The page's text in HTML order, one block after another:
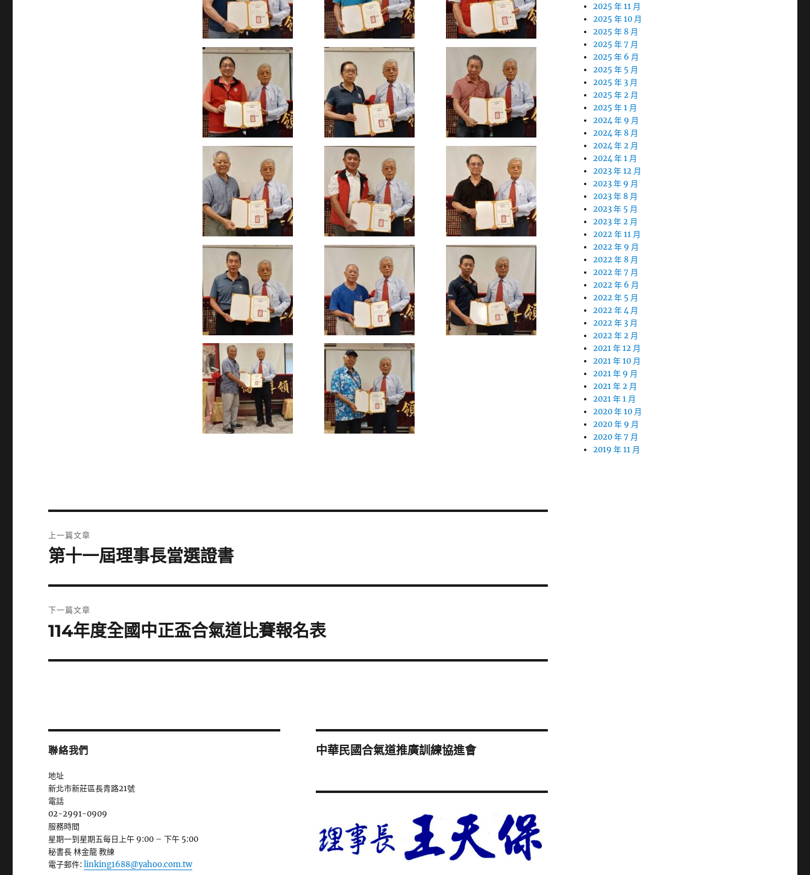
章
上一篇文章
上
篇
文
第十一屆理事長當選證書
下一篇文章
下
篇
114年度全國中正盃合氣道比賽報名表
聯絡我們
地址
新北市新莊區長青路21號
電話
02-2991-0909
服務時間
星期一到星期五每日上午 9:00 – 下午 5:00
秘書長 林金龍 教練
電子郵件:linking1688@yahoo.com.tw
中華民國合氣道推廣訓練協進會
2025 年 11 月
2025 年 10 月
2025 年 8 月
2025 年 7 月
2025 年 6 月
2025 年 5 月
2025 年 3 月
2025 年 2 月
2025 年 1 月
2024 年 9 月
2024 年 8 月
2024 年 2 月
2024 年 1 月
2023 年 12 月
2023 年 9 月
2023 年 8 月
2023 年 5 月
2023 年 2 月
2022 年 11 月
2022 年 9 月
2022 年 8 月
2022 年 7 月
2022 年 6 月
2022 年 5 月
2022 年 4 月
2022 年 3 月
2022 年 2 月
2021 年 12 月
2021 年 10 月
2021 年 9 月
2021 年 2 月
2021 年 1 月
2020 年 10 月
2020 年 9 月
2020 年 7 月
2019 年 11 月